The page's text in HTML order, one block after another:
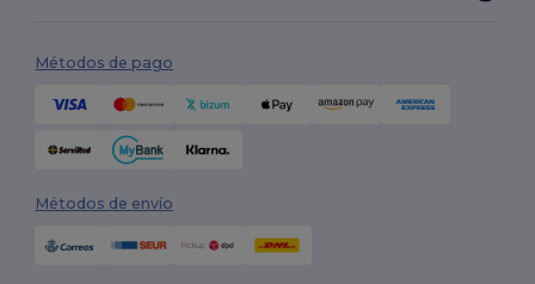
Métodos de pago
Métodos de envío